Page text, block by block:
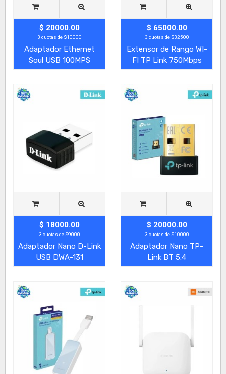
$ 20000.00
3 cuotas de $10000
Adaptador Ethernet
Soul USB 100MPS
$ 65000.00
3 cuotas de $32500
Extensor de Rango WI-
FI TP Link 750Mbps
$ 18000.00
3 cuotas de $9000
Adaptador Nano D-Link
USB DWA-131
$ 20000.00
3 cuotas de $10000
Adaptador Nano TP-
Link BT 5.4